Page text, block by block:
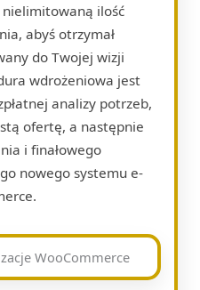
ilość
abyś otrzymał
do Twojej wizji
wdrożeniowa jest
analizy potrzeb,
ofertę, a następnie
i finałowego
nowego systemu e-